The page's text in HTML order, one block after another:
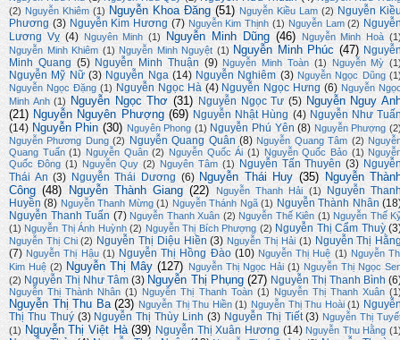
(2) Nguyễn Khiêm (1) Nguyễn Khoa Đăng (51) Nguyễn Kiều Lam (2) Nguyễn
Phương (3) Nguyễn Kim Hương (7) Nguyễn Kim Thịnh (1) Nguyễn Lam (2)
Lương Vỵ (4) Nguyên Minh (1) Nguyễn Minh Dũng (46) Nguyễn Minh Hoà
Nguyễn Minh Khiêm (1) Nguyễn Minh Nguyệt (1) Nguyễn Minh Phúc (47)
Minh Quang (5) Nguyễn Minh Thuận (9) Nguyễn Minh Toàn (1) Nguyễn Mỳ
Nguyễn Mỹ Nữ (3) Nguyễn Nga (14) Nguyễn Nghiêm (3) Nguyễn Ngọc Dũng
Nguyễn Ngọc Đặng (1) Nguyễn Ngọc Hà (4) Nguyễn Ngọc Hưng (6) Nguyễn
Minh Anh (1) Nguyễn Ngọc Thơ (31) Nguyễn Ngọc Tư (5) Nguyễn Nguy
(21) Nguyễn Nguyên Phượng (69) Nguyễn Nhật Hùng (4) Nguyễn Như
(14) Nguyễn Phin (30) Nguyên Phong (1) Nguyễn Phú Yên (8) Nguyễn Phượng
Nguyễn Phương Dung (2) Nguyễn Quang Quân (8) Nguyễn Quang Tâm (2)
Quang Tuấn (1) Nguyễn Quân (2) Nguyễn Quốc Ái (1) Nguyễn Quốc Bảo (1)
Quốc Đông (1) Nguyễn Quy (2) Nguyên Tâm (1) Nguyễn Tấn Thuyên (3)
Thái An (3) Nguyễn Thái Dương (6) Nguyễn Thái Huy (35)
Nguyễn
Công (48) Nguyễn Thành Giang (22) Nguyễn Thanh Hải (1)
Nguyễn
Huyền (8) Nguyễn Thanh Mừng (1) Nguyễn Thánh Ngã (1) Nguyễn Thành Nhân
Nguyễn Thanh Tuấn (7) Nguyễn Thanh Xuân (2) Nguyễn Thế Kiên (1) Nguyễn Thế
(1) Nguyễn Thị Ánh Huỳnh (2) Nguyễn Thị Bích Phượng (2) Nguyễn Thị Cẩm Thuỳ
Nguyễn Thị Chi (2) Nguyễn Thị Diệu Hiền (3) Nguyễn Thị Hải (1) Nguyễn Thị
(7) Nguyễn Thị Hậu (1) Nguyễn Thị Hồng Đào (10) Nguyễn Thị Huệ (1) Nguyễn
Kim Huệ (2) Nguyễn Thị Mây (127) Nguyễn Thị Ngọc Hải (1) Nguyễn Thị Ngọc
(2) Nguyễn Thị Như Tâm (3) Nguyễn Thị Phụng (27) Nguyễn Thị Thanh Bình
Nguyễn Thị Thành Nhân (1) Nguyễn Thị Thanh Toàn (1) Nguyễn Thị Thanh Xuân
Nguyễn Thị Thu Ba (23) Nguyễn Thị Thu Hiền (1) Nguyễn Thị Thu Hoài (1)
Thị Thu Thuý (3) Nguyễn Thị Thùy Linh (3) Nguyễn Thị Tiết (3) Nguyễn Thị
(1) Nguyễn Thị Việt Hà (39) Nguyễn Thị Xuân Hương (14) Nguyễn Thu Hằng